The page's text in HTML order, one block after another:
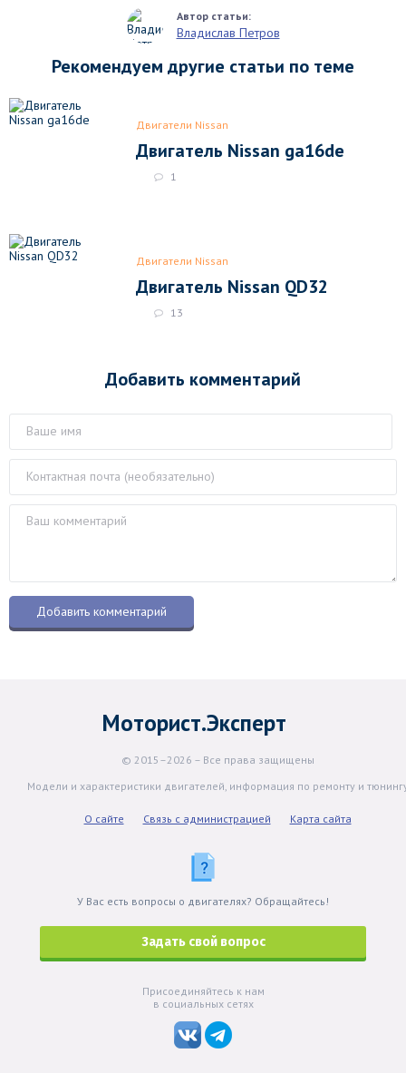
Владислав Петров
Рекомендуем другие статьи по теме
Двигатели Nissan
Двигатель Nissan ga16de
1
Двигатели Nissan
Двигатель Nissan QD32
13
Добавить комментарий
Моторист.Эксперт
© 2015–2026 – Все права защищены
Модели и характеристики двигателей, информация по ремонту и
О сайте Связь с администрацией Карта сайта
У Вас есть вопросы о двигателях? Обращайтесь!
Задать свой вопрос
Присоединяйтесь к нам
в социальных сетях